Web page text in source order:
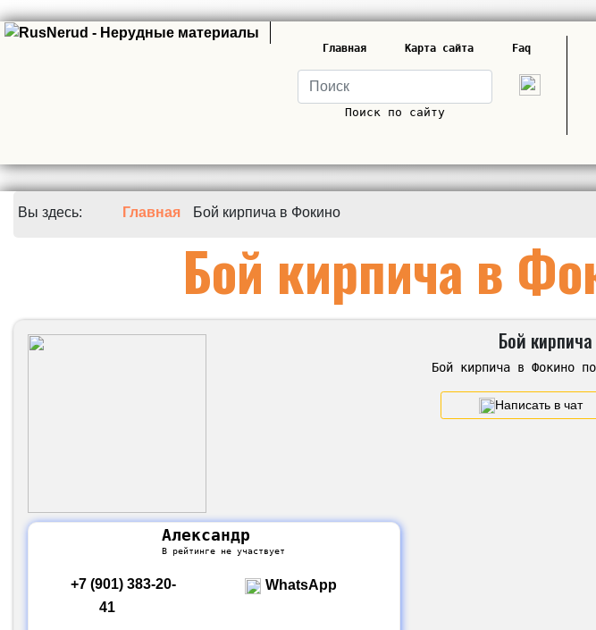
Главная Карта сайта Faq
Поиск по сайту
Вы здесь: Главная Бой кирпича в Фокино
Бой кирпича в
Александр
В рейтинге не участвует
+7 (901) 383-20-
41
WhatsApp
Бой
Бой кирпича в Фокино
Написать в чат